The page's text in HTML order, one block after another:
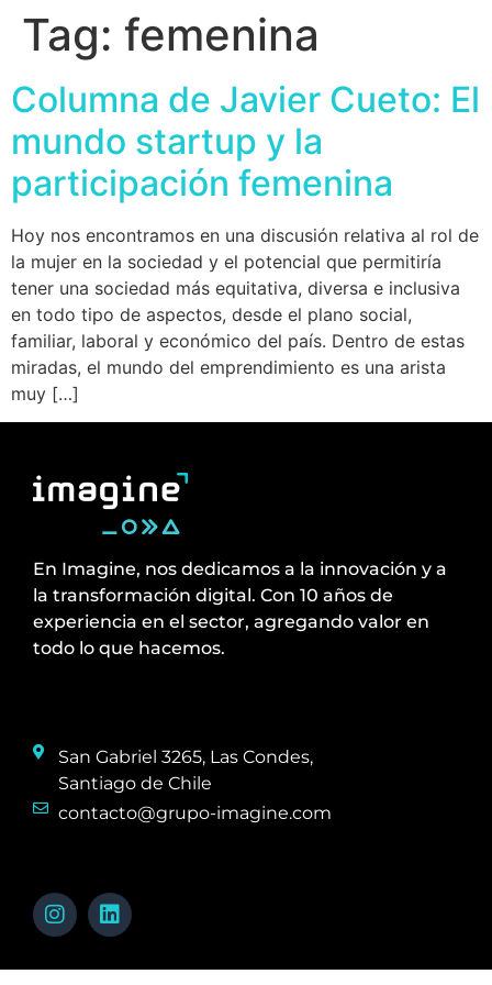
Tag: femenina
Columna de Javier Cueto: El
mundo startup y la
participación femenina
Hoy nos encontramos en una discusión relativa al rol de
la mujer en la sociedad y el potencial que permitiría
tener una sociedad más equitativa, diversa e inclusiva
en todo tipo de aspectos, desde el plano social,
familiar, laboral y económico del país. Dentro de estas
miradas, el mundo del emprendimiento es una arista
muy […]
En Imagine, nos dedicamos a la innovación y a
la transformación digital. Con 10 años de
experiencia en el sector, agregando valor en
todo lo que hacemos.
San Gabriel 3265, Las Condes,
Santiago de Chile
contacto@grupo-imagine.com